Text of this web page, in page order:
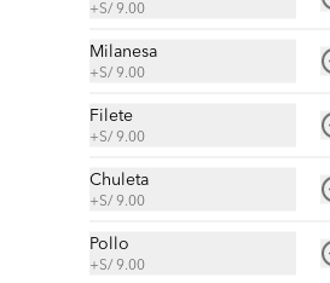
Enchilada de chorizo
Tortilla, queso, chorizo, cremas,
S/ 25.00
Enchilada de lechón
+S/ 9.00
Milanesa
+S/ 9.00
Filete
+S/ 9.00
Chuleta
+S/ 9.00
Pollo
+S/ 9.00